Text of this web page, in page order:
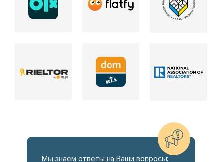
Мы знаем ответы на Ваши вопросы: